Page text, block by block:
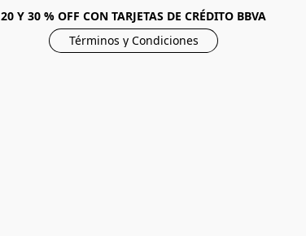
20 Y 30 % OFF CON TARJETAS DE CRÉDITO BBVA
Términos y Condiciones